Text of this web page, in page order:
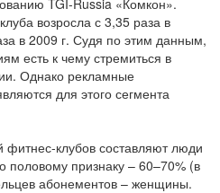
TGI-Russia «Комкон».
возросла с 3,35 раза в
в 2009 г. Судя по этим данным,
есть к чему стремиться в
Однако рекламные
для этого сегмента
клубов составляют люди
признаку – 60–70% (в
абонементов – женщины.